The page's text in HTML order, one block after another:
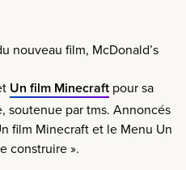
nouveau film, McDonald’s
Un film Minecraft pour sa
soutenue par tms. Annoncés
film Minecraft et le Menu Un
construire ».